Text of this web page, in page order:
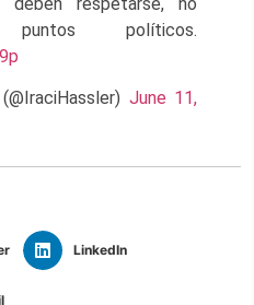
políticos.
June 11,
LinkedIn